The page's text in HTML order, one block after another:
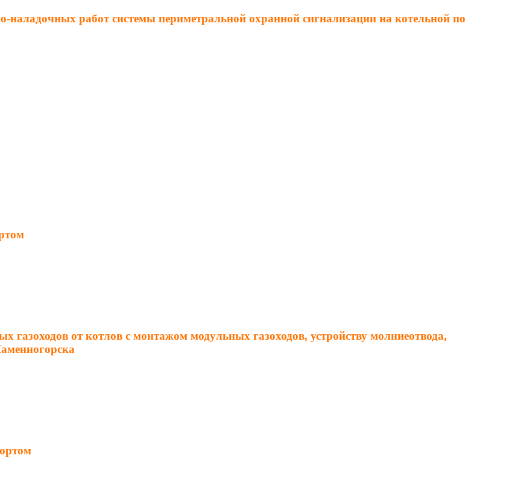
работ системы периметральной охранной сигнализации на котельной по
от котлов с монтажом модульных газоходов, устройству молниеотвода,